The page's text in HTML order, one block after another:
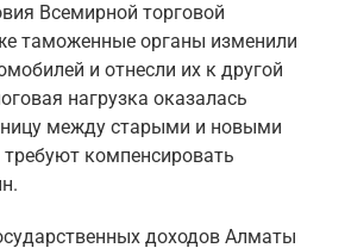
Всемирной торговой
таможенные органы изменили
и отнесли их к другой
нагрузка оказалась
между старыми и новыми
компенсировать
доходов Алматы